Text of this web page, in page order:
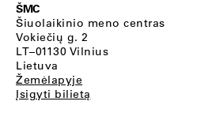
ŠMC
Šiuolaikinio meno centras
Vokiečių g. 2
LT–01130 Vilnius
Lietuva
Žemėlapyje
Įsigyti bilietą